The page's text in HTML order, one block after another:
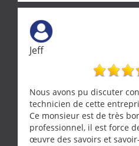
Jeff
Nous avons pu discuter
technicien de cette
Ce monsieur est de très
professionnel, il est force
œuvre des savoirs et